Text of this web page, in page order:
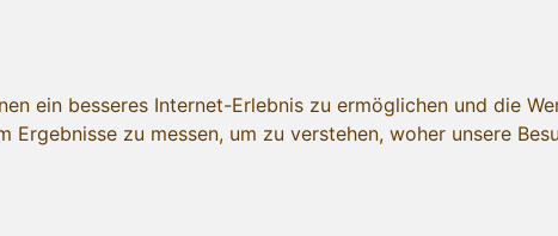
ein besseres Internet-Erlebnis zu ermöglichen und die
zu messen, um zu verstehen, woher unsere